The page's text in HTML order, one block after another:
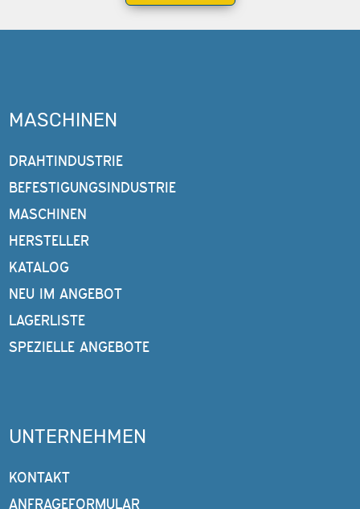
MASCHINEN
DRAHTINDUSTRIE
BEFESTIGUNGSINDUSTRIE
MASCHINEN
HERSTELLER
KATALOG
NEU IM ANGEBOT
LAGERLISTE
SPEZIELLE ANGEBOTE
UNTERNEHMEN
KONTAKT
ANFRAGEFORMULAR